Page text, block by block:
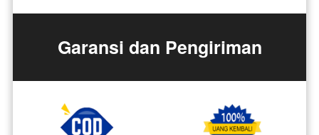
Garansi dan Pengiriman